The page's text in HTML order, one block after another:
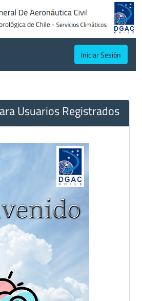
Iniciar Sesión
Usuarios Registrados